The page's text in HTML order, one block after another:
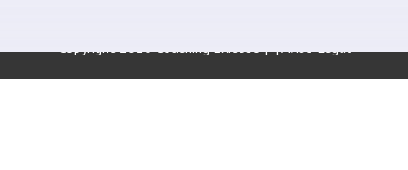
Copyright2026 Coaching Exitoso| |Aviso Legal